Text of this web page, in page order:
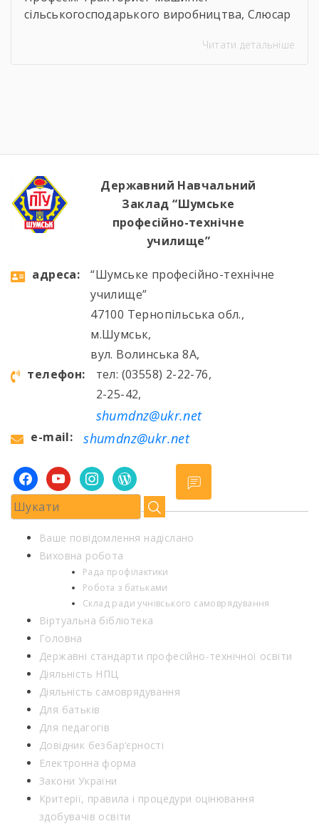
сільськогосподарького виробництва, Слюсар
устаткування, водій автотранспортних
Читати детальніше
Державний Навчальний
Заклад “Шумське
професійно-технічне
училище”
aдресa:
“Шумське професійно-технічне
училище”
47100 Тернопільська обл.,
м.Шумськ,
вул. Волинська 8А,
телефон:
тел: (03558) 2-22-76,
2-25-42,
shumdnz@ukr.net
e-mail: shumdnz@ukr.net
facebookyoutubeinstagramwordpress
Ваше повідомлення надіслано
Виховна робота
Рада профілактики
Робота з батьками
Склад ради учнівського самоврядування
Віртуальна бібліотека
Головна
Державні стандарти професійно-технічної освіти
Діяльність НПЦ
Діяльність самоврядування
Для батьків
Для педагогів
Довідник безбар’єрності
Електронна форма
Закони України
Критерії, правила і процедури оцінювання
здобувачів освіти